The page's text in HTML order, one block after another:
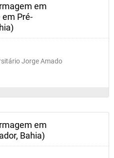
em
Pré-
Jorge Amado
em
Bahia)